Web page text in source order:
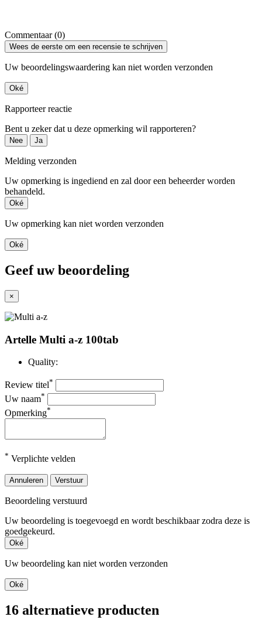
Commentaar (0)
Wees de eerste om een recensie te schrijven
Uw beoordelingswaardering kan niet worden verzonden
Oké
Rapporteer reactie
Bent u zeker dat u deze opmerking wil rapporteren?
Nee Ja
Melding verzonden
Uw opmerking is ingediend en zal door een beheerder worden
behandeld.
Oké
Uw opmerking kan niet worden verzonden
Oké
Geef uw beoordeling
×
Artelle Multi a-z 100tab
Quality:
Review titel*
Uw naam*
Opmerking*
* Verplichte velden
Annuleren Verstuur
Beoordeling verstuurd
Uw beoordeling is toegevoegd en wordt beschikbaar zodra deze is
goedgekeurd.
Oké
Uw beoordeling kan niet worden verzonden
Oké
16 alternatieve producten